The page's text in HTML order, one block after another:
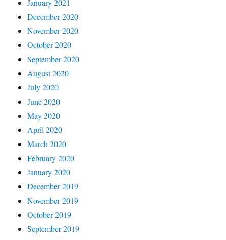
December 2020
November 2020
October 2020
September 2020
August 2020
July 2020
June 2020
May 2020
April 2020
March 2020
February 2020
January 2020
December 2019
November 2019
October 2019
September 2019